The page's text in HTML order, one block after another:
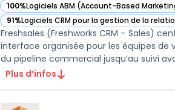
100%Logiciels ABM (Account-Based
— voir Freshsales (Freshworks CRM – Sales)
91%Logiciels CRM pour la gestion de la
— voir Freshsales (Freshworks CRM – Sales)
Freshsales (Freshworks CRM – Sales)
interface organisée pour les équipes
du pipeline commercial jusqu’au suivi
Plus d’infos